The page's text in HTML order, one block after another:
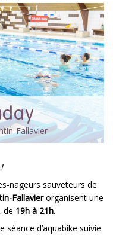
Fallavier
nageurs sauveteurs de
Fallavierorganisent une
, de 19h à 21h.
d’aquabike suivie